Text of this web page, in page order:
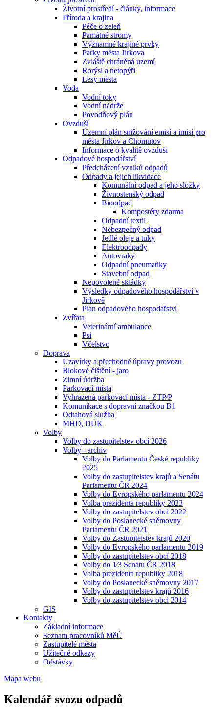
Životní prostředí - články, informace
Příroda a krajina
Péče o zeleň
Památné stromy
Významné krajiné prvky
Parky města Jirkova
Zvláště chráněná uzemí
Rorýsi a netopýři
Lesy města
Voda
Vodní toky
Vodní nádrže
Povodňový plán
Ovzduší
Územní plán snižování emisí a imisí pro
města Jirkov a Chomutov
Informace o kvalitě ovzduší
Odpadové hospodářství
Předcházení vzniků odpadů
Odpady a jejich likvidace
Komunální odpad a jeho složky
Živnostenský odpad
Bioodpad
Kompostéry zdarma
Odpadní textil
Nebezpečný odpad
Jedlé oleje a tuky
Elektroodpady
Autovraky
Odpadní pneumatiky
Stavební odpad
Nepovolené skládky
Výsledky odpadového hospodářství v
Jirkově
Plán odpadového hospodářství
Zvířata
Veterinární ambulance
Psi
Včelstvo
Doprava
Uzavírky a přechodné úpravy provozu
Blokové čištění - jaro
Zimní údržba
Parkovací místa
Vyhrazená parkovací místa - ZTP⁄P
Komunikace s dopravní značkou B1
Odtahová služba
MHD, DÚK
Volby
Volby do zastupitelstev obcí 2026
Volby - archiv
Volby do Parlamentu České republiky
2025
Volby do zastupitelstev krajů a Senátu
Parlamentu ČR 2024
Volby do Evropského parlamentu 2024
Volba prezidenta republiky 2023
Volby do zastupitelstev obcí 2022
Volby do Poslanecké sněmovny
Parlamentu ČR 2021
Volby do Zastupitelstev krajů 2020
Volby do Evropského parlamentu 2019
Volby do zastupitelstev obcí 2018
Volby do 1⁄3 Senátu ČR 2018
Volba prezidenta republiky 2018
Volby do Poslanecké sněmovny 2017
Volby do zastupitelstev krajů 2016
Volby do zastupitelstev obcí 2014
GIS
Kontakty
Základní informace
Seznam pracovníků MěÚ
Zastupitelé města
Užitečné odkazy
Odstávky
Mapa webu
Kalendář svozu odpadů